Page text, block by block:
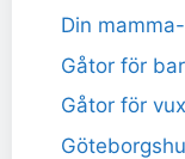
Din
Gåtor för
Gåtor för